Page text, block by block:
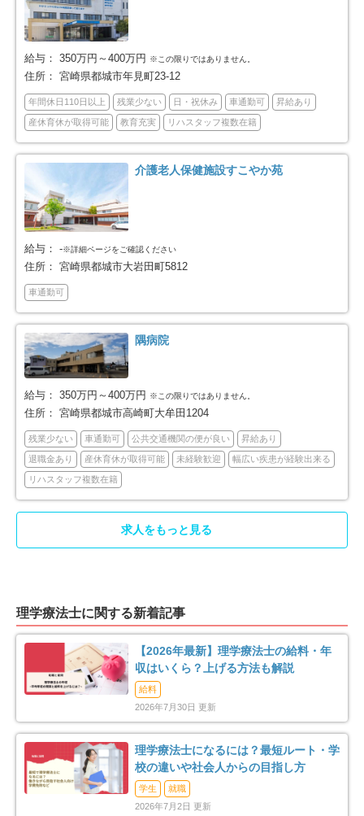
給与： 350万円～400万円 ※この限りではありません。
住所： 宮崎県都城市年見町23-12
年間休日110日以上 残業少ない 日・祝休み 車通勤可 昇給あり
産休育休が取得可能 教育充実 リハスタッフ複数在籍
介護老人保健施設すこやか苑
給与： -※詳細ページをご確認ください
住所： 宮崎県都城市大岩田町5812
車通勤可
隅病院
給与： 350万円～400万円 ※この限りではありません。
住所： 宮崎県都城市高崎町大牟田1204
残業少ない 車通勤可 公共交通機関の便が良い 昇給あり
退職金あり 産休育休が取得可能 未経験歓迎 幅広い疾患が経験出来る
リハスタッフ複数在籍
求人をもっと見る
理学療法士に関する新着記事
【2026年最新】理学療法士の給料・年
収はいくら？上げる方法も解説
給料
2026年7月30日 更新
理学療法士になるには？最短ルート・学
校の違いや社会人からの目指し方
学生
就職
2026年7月2日 更新